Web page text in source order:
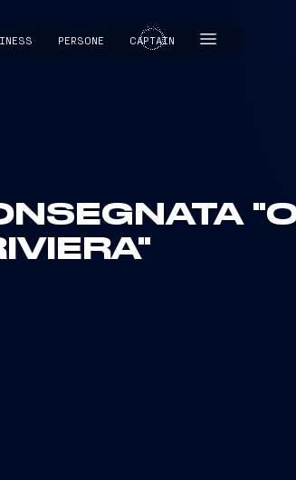
PERSONE CAPTAIN
CAPTAIN